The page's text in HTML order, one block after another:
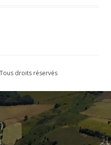
droits réservés